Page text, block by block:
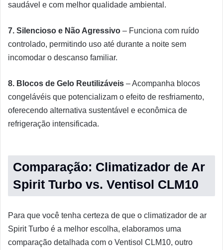
saudável e com melhor qualidade ambiental.
7. Silencioso e Não Agressivo – Funciona com ruído
controlado, permitindo uso até durante a noite sem
incomodar o descanso familiar.
8. Blocos de Gelo Reutilizáveis – Acompanha blocos
congelávéis que potencializam o efeito de resfriamento,
oferecendo alternativa sustentável e econômica de
refrigeração intensificada.
Comparação: Climatizador de Ar
Spirit Turbo vs. Ventisol CLM10
Para que você tenha certeza de que o climatizador de ar
Spirit Turbo é a melhor escolha, elaboramos uma
comparação detalhada com o Ventisol CLM10, outro